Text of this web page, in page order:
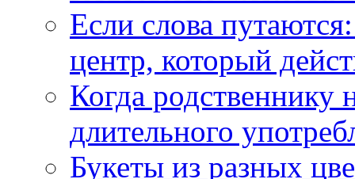
Если слова
центр, который
Когда
длительного
Букеты из разных